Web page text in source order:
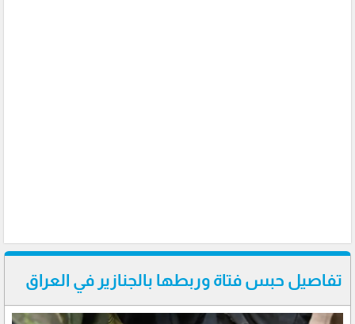
تفاصيل حبس فتاة وربطها بالجنازير في العراق